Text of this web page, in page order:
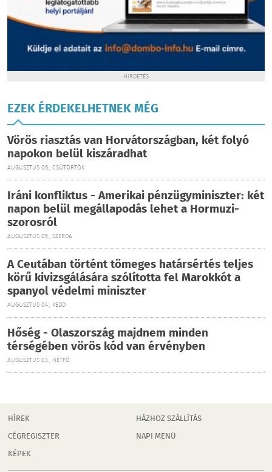
HIRDETÉS
EZEK ÉRDEKELHETNEK MÉG
Vörös riasztás van Horvátországban, két folyó
napokon belül kiszáradhat
AUGUSZTUS 06., CSÜTÖRTÖK
Iráni konfliktus - Amerikai pénzügyminiszter: két
napon belül megállapodás lehet a Hormuzi-
szorosról
AUGUSZTUS 05., SZERDA
A Ceutában történt tömeges határsértés teljes
körű kivizsgálására szólította fel Marokkót a
spanyol védelmi miniszter
AUGUSZTUS 04., KEDD
Hőség - Olaszország majdnem minden
térségében vörös kód van érvényben
AUGUSZTUS 03., HÉTFŐ
HÍREK
CÉGREGISZTER
KÉPEK
HÁZHOZ SZÁLLÍTÁS
NAPI MENÜ